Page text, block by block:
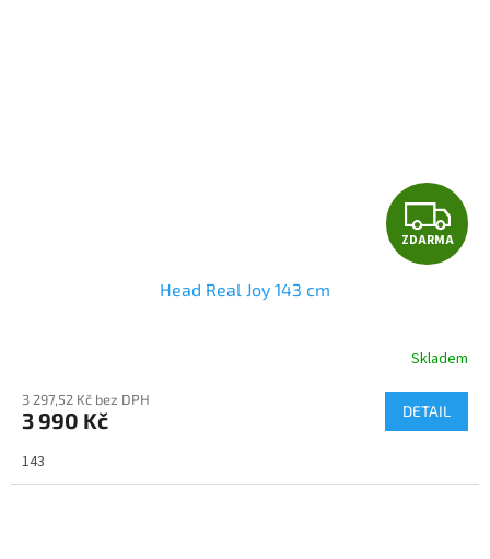
Z
D
R
M
A
ZDARMA
Head Real Joy 143 cm
Skladem
3 297,52 Kč bez DPH
3 990 Kč DETAIL
143